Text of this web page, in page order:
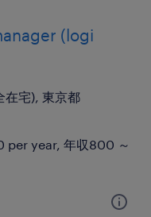
(logi
在宅), 東京都
year, 年収800 ～